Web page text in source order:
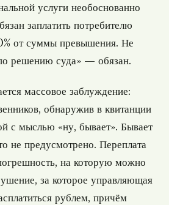
услуги необоснованно
заплатить потребителю
от суммы превышения. Не
решению суда» — обязан.
массовое заблуждение:
обнаружив в квитанции
с мыслью «ну, бывает». Бывает
не предусмотрено. Переплата
на которую можно
за которое управляющая
рублем, причём